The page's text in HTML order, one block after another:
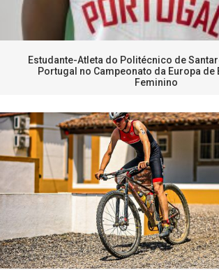
Estudante-Atleta do Politécnico de
Portugal no Campeonato da Europa de
Feminino